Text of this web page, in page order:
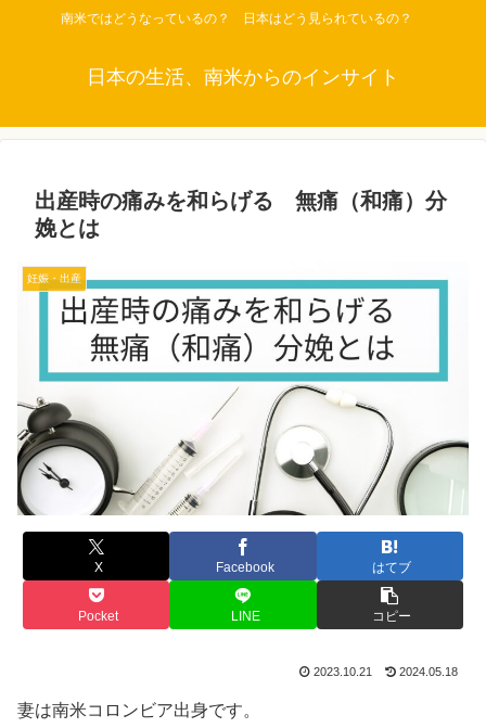
南米ではどうなっているの？ 日本はどう見られているの？
日本の生活、南米からのインサイト
出産時の痛みを和らげる 無痛（和痛）分
娩とは
妊娠・出産
X Facebook はてブ
Pocket LINE コピー
2023.10.21 2024.05.18
妻は南米コロンビア出身です。